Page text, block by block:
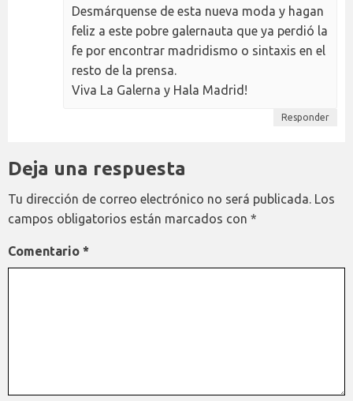
Desmárquense de esta nueva moda y hagan
feliz a este pobre galernauta que ya perdió la
fe por encontrar madridismo o sintaxis en el
resto de la prensa.
Viva La Galerna y Hala Madrid!
Responder
Deja una respuesta
Tu dirección de correo electrónico no será publicada. Los
campos obligatorios están marcados con *
Comentario *